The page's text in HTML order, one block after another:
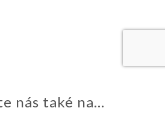
nás také na...